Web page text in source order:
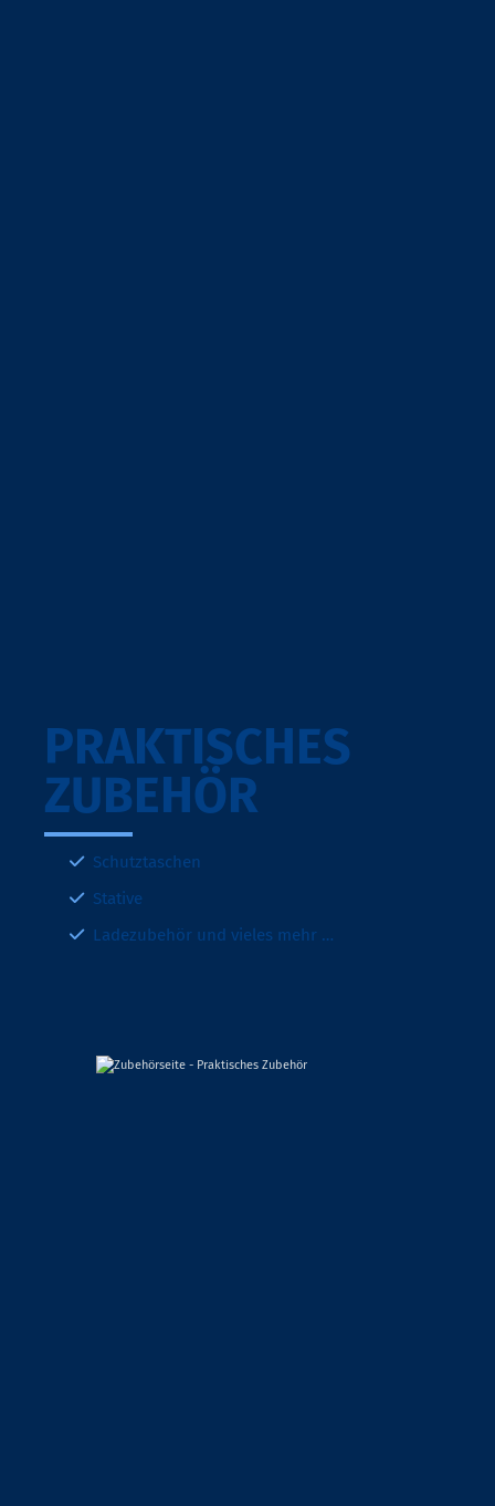
PRAKTISCHES
ZUBEHÖR
Schutztaschen
Stative
Ladezubehör und vieles mehr …